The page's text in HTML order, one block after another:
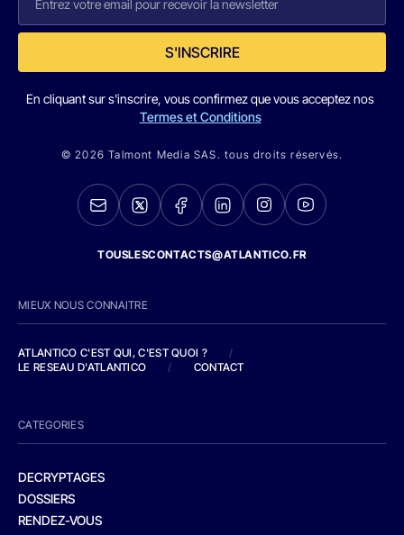
S'INSCRIRE
En cliquant sur s'inscrire, vous confirmez que vous acceptez nos
Termes et Conditions
© 2026 Talmont Media SAS. tous droits réservés.
TOUSLESCONTACTS@ATLANTICO.FR
MIEUX NOUS CONNAITRE
ATLANTICO C'EST QUI, C'EST QUOI ?
/
LE RESEAU D'ATLANTICO
/ CONTACT
CATEGORIES
DECRYPTAGES
DOSSIERS
RENDEZ-VOUS